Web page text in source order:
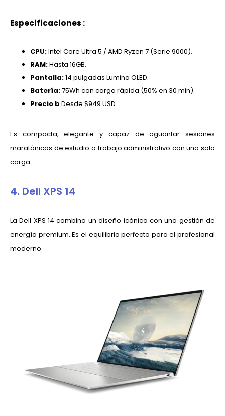
Especificaciones :
CPU:Intel Core Ultra 5 / AMD Ryzen 7 (Serie 9000).
RAM:Hasta 16GB.
Pantalla:14 pulgadas Lumina OLED.
Batería:75Wh con carga rápida (50% en 30 min).
Precio b Desde $949 USD.
Es compacta, elegante y capaz de aguantar sesiones
maratónicas de estudio o trabajo administrativo con una sola
carga.
4. Dell XPS 14
La Dell XPS 14 combina un diseño icónico con una gestión de
energía premium. Es el equilibrio perfecto para el profesional
moderno.